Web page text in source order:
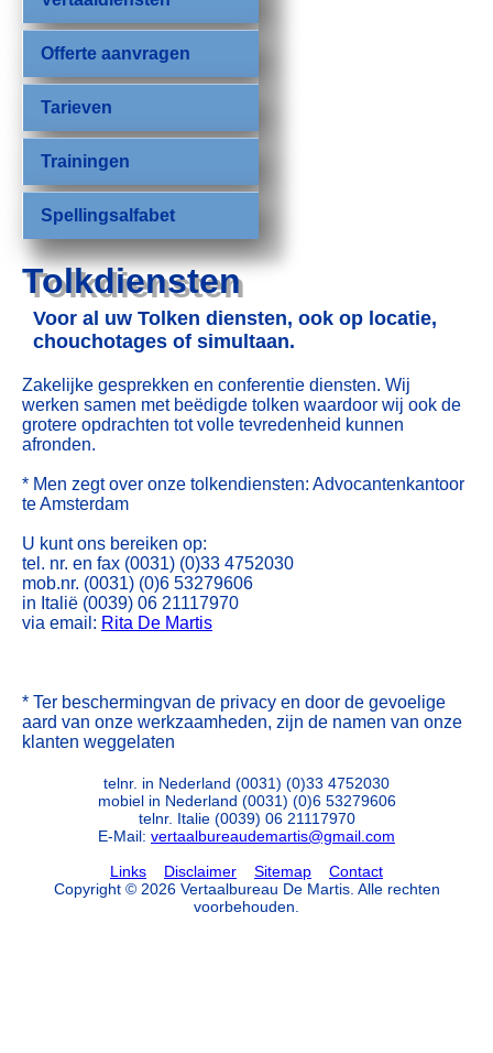
Offerte aanvragen
Tarieven
Trainingen
Spellingsalfabet
Tolkdiensten
Voor al uw Tolken diensten, ook op locatie,
chouchotages of simultaan.
Zakelijke gesprekken en conferentie diensten. Wij
werken samen met beëdigde tolken waardoor wij ook de
grotere opdrachten tot volle tevredenheid kunnen
afronden.
* Men zegt over onze tolkendiensten: Advocantenkantoor
te Amsterdam
U kunt ons bereiken op:
tel. nr. en fax (0031) (0)33 4752030
mob.nr. (0031) (0)6 53279606
in Italië (0039) 06 21117970
via email: Rita De Martis
* Ter beschermingvan de privacy en door de gevoelige
aard van onze werkzaamheden, zijn de namen van onze
klanten weggelaten
telnr. in Nederland (0031) (0)33 4752030
mobiel in Nederland (0031) (0)6 53279606
telnr. Italie (0039) 06 21117970
E-Mail: vertaalbureaudemartis@gmail.com
Links
Disclaimer Sitemap
Contact
Copyright © 2026 Vertaalbureau De Martis. Alle rechten
voorbehouden.